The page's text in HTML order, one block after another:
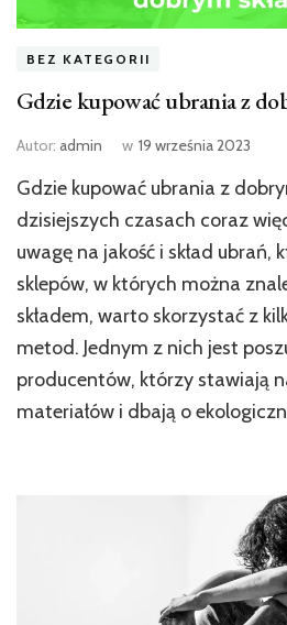
BEZ KATEGORII
Gdzie kupować ubrania z
Autor: admin w 19 września 2023
Gdzie kupować ubrania z
dzisiejszych czasach coraz
uwagę na jakość i skład ubrań,
sklepów, w których można
składem, warto skorzystać z
metod. Jednym z nich jest
producentów, którzy stawiają
materiałów i dbają o